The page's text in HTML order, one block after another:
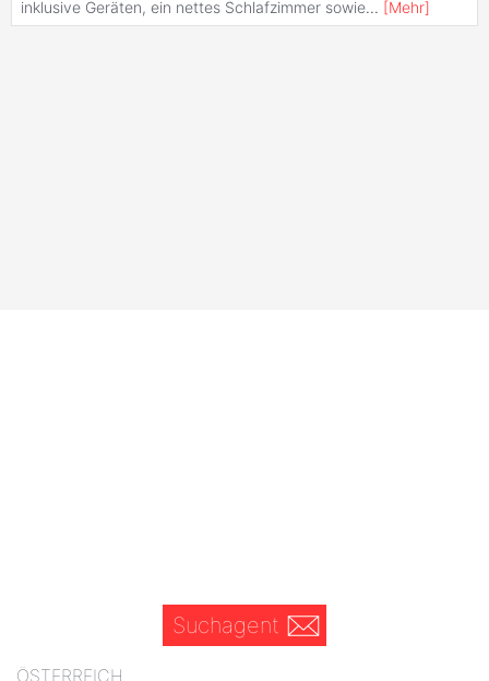
inklusive Geräten, ein nettes Schlafzimmer sowie... [Mehr]
Suchagent
ÖSTERREICH